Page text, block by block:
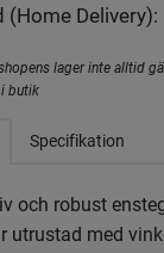
(Home
lager inte alltid
butik
Specifikation
och robust
utrustad med